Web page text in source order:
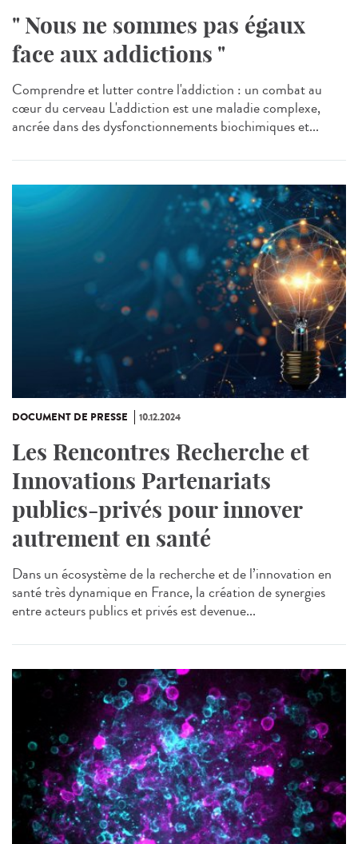
" Nous ne sommes pas égaux
face aux addictions "
Comprendre et lutter contre l'addiction : un combat au
cœur du cerveau L'addiction est une maladie complexe,
ancrée dans des dysfonctionnements biochimiques et...
DOCUMENT DE PRESSE 10.12.2024
Les Rencontres Recherche et
Innovations Partenariats
publics-privés pour innover
autrement en santé
Dans un écosystème de la recherche et de l’innovation en
santé très dynamique en France, la création de synergies
entre acteurs publics et privés est devenue...